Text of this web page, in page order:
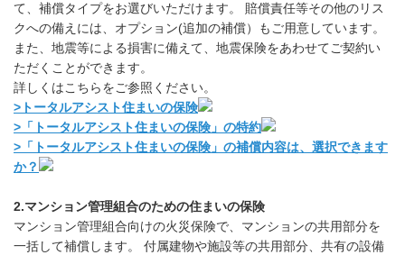
て、補償タイプをお選びいただけます。 賠償責任等その他のリス
クへの備えには、オプション(追加の補償）もご用意しています。
また、地震等による損害に備えて、地震保険をあわせてご契約い
ただくことができます。
詳しくはこちらをご参照ください。
>トータルアシスト住まいの保険
>「トータルアシスト住まいの保険」の特約
>「トータルアシスト住まいの保険」の補償内容は、選択できます
か？
2.マンション管理組合のための住まいの保険
マンション管理組合向けの火災保険で、マンションの共用部分を
一括して補償します。 付属建物や施設等の共用部分、共有の設備